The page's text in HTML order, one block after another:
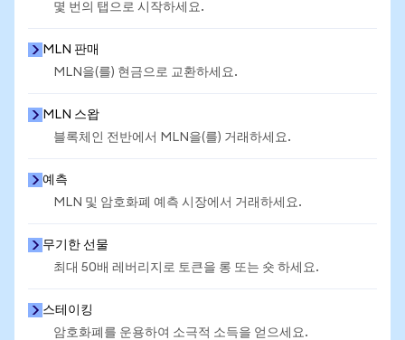
몇 번의 탭으로 시작하세요.
MLN 판매
MLN을(를) 현금으로 교환하세요.
MLN 스왑
블록체인 전반에서 MLN을(를) 거래하세요.
예측
MLN 및 암호화폐 예측 시장에서 거래하세요.
무기한 선물
최대 50배 레버리지로 토큰을 롱 또는 숏 하세요.
스테이킹
암호화폐를 운용하여 소극적 소득을 얻으세요.